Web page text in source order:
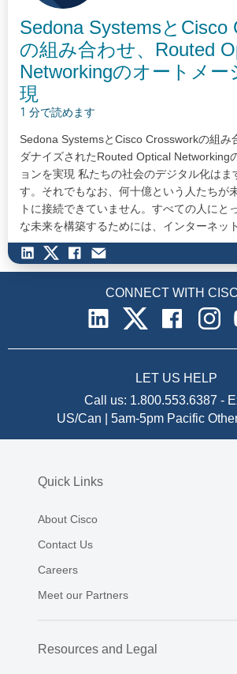
Sedona SystemsとCisco
の組み合わせ、Routed
Networkingのオートメー
現
1 分で読めます
Sedona SystemsとCisco Crossworkの組み
ダナイズされたRouted Optical Networking
ョンを実現 私たちの社会のデジタル化はま
す。それでもなお、何十億という人たちが
トに接続できていません。すべての人にと
な未来を構築するためには、インターネッ
模なネットワークを構築、運用するための
えなければなりません。 1カ月ほど前、シ
CONNECT WITH
LET US HELP
Call us: 1.800.553.6387 -
US/Can | 5am-5pm Pacific